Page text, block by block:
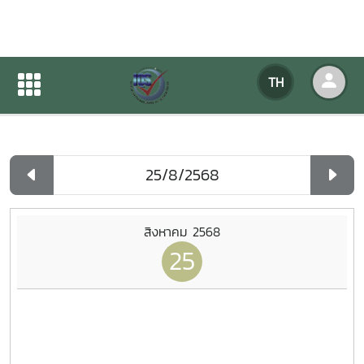
TH
ปฏิทินกิจกรรมของหน่วยงาน
ปฏิทินกิจกรรมของหน่วยงาน
สิงหาคม 2568
25